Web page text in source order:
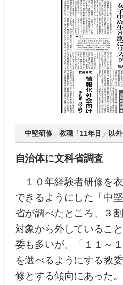
中堅研修 教職「11年目」以外
自治体に文科省調査
１０年経験者研修を
できるようにした「中
省が調べたところ、３
対象から外しているこ
委も多いが、「１１～
を選べるようにする教
修とする傾向にあった。